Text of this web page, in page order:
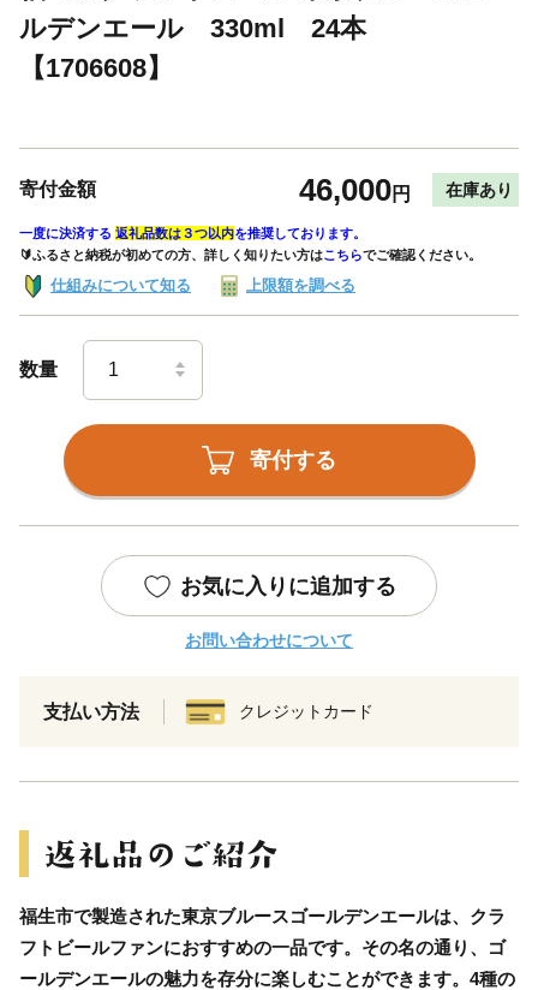
ルデンエール 330ml 24本
【1706608】
寄付金額 46,000円 在庫あり
一度に決済する 返礼品数は３つ以内を推奨しております。
🔰ふるさと納税が初めての方、詳しく知りたい方はこちらでご確認ください。
仕組みについて知る 上限額を調べる
数量
寄付する
お気に入りに追加する
お問い合わせについて
支払い方法 クレジットカード
福生市で製造された東京ブルースゴールデンエールは、クラ
フトビールファンにおすすめの一品です。その名の通り、ゴ
ールデンエールの魅力を存分に楽しむことができます。4種の